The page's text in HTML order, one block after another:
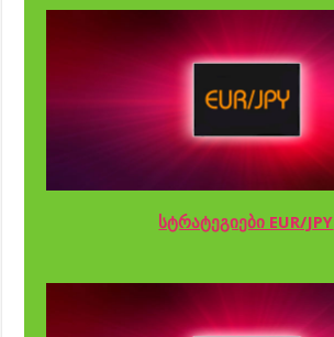
სტრატეგიები EUR/JPY